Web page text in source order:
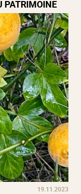
PATRIMOINE
19.11.2023